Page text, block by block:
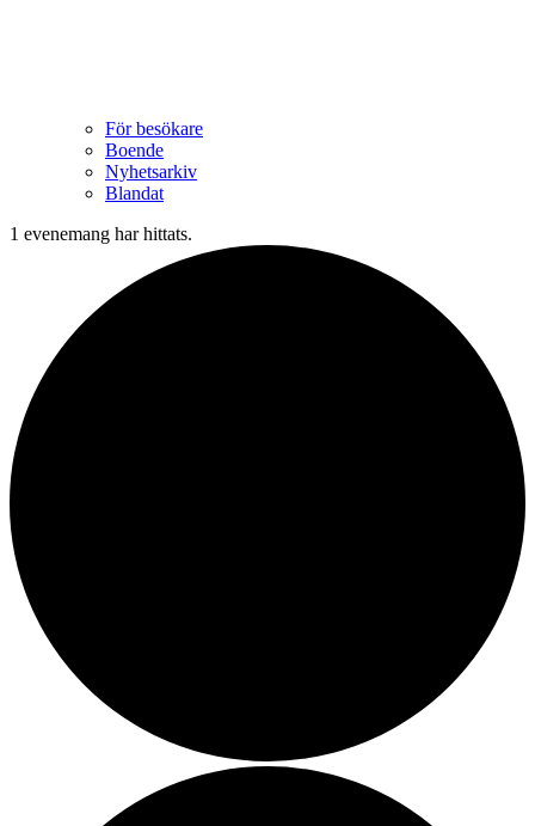
För besökare
Boende
Nyhetsarkiv
Blandat
1 evenemang har hittats.